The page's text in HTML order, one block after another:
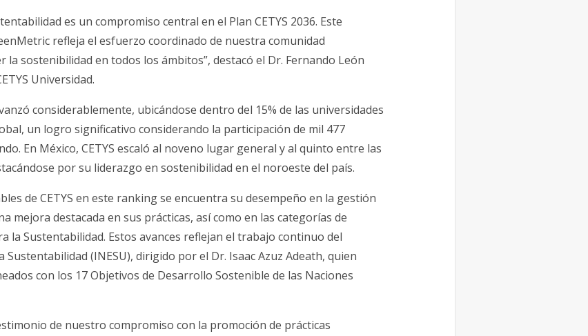
es un compromiso central en el Plan CETYS 2036. Este
refleja el esfuerzo coordinado de nuestra comunidad
sostenibilidad en todos los ámbitos”, destacó el Dr. Fernando León
Universidad.
considerablemente, ubicándose dentro del 15% de las universidades
un logro significativo considerando la participación de mil 477
En México, CETYS escaló al noveno lugar general y al quinto entre las
por su liderazgo en sostenibilidad en el noroeste del país.
de CETYS en este ranking se encuentra su desempeño en la gestión
mejora destacada en sus prácticas, así como en las categorías de
la Sustentabilidad. Estos avances reflejan el trabajo continuo del
(INESU), dirigido por el Dr. Isaac Azuz Adeath, quien
con los 17 Objetivos de Desarrollo Sostenible de las Naciones
de nuestro compromiso con la promoción de prácticas